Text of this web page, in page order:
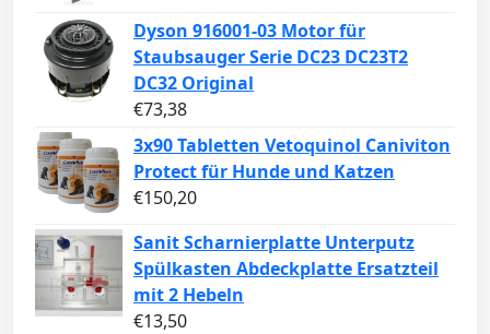
Dyson 916001-03 Motor für
Staubsauger Serie DC23 DC23T2
DC32 Original
€73,38
3x90 Tabletten Vetoquinol Caniviton
Protect für Hunde und Katzen
€150,20
Sanit Scharnierplatte Unterputz
Spülkasten Abdeckplatte Ersatzteil
mit 2 Hebeln
€13,50